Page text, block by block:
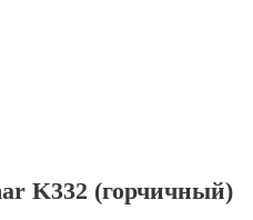
K332 (горчичный)